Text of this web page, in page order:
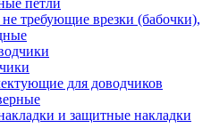
петли
требующие врезки (бабочки),
для доводчиков
и защитные накладки